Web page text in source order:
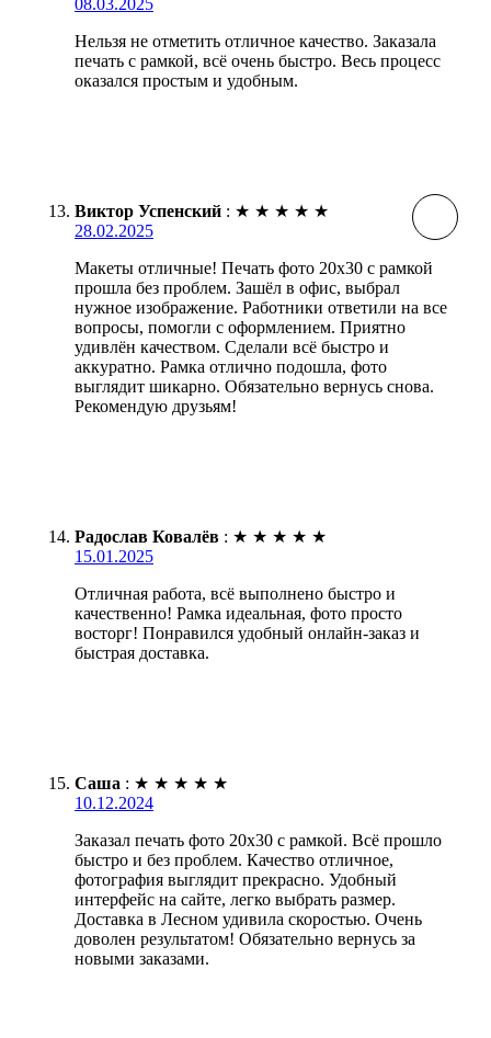
Нельзя не отметить отличное качество. Заказала
печать с рамкой, всё очень быстро. Весь процесс
оказался простым и удобным.
Виктор Успенский : ★ ★ ★ ★ ★
28.02.2025
Макеты отличные! Печать фото 20х30 с рамкой
прошла без проблем. Зашёл в офис, выбрал
нужное изображение. Работники ответили на все
вопросы, помогли с оформлением. Приятно
удивлён качеством. Сделали всё быстро и
аккуратно. Рамка отлично подошла, фото
выглядит шикарно. Обязательно вернусь снова.
Рекомендую друзьям!
Радослав Ковалёв : ★ ★ ★ ★ ★
15.01.2025
Отличная работа, всё выполнено быстро и
качественно! Рамка идеальная, фото просто
восторг! Понравился удобный онлайн-заказ и
быстрая доставка.
Саша : ★ ★ ★ ★ ★
10.12.2024
Заказал печать фото 20х30 с рамкой. Всё прошло
быстро и без проблем. Качество отличное,
фотография выглядит прекрасно. Удобный
интерфейс на сайте, легко выбрать размер.
Доставка в Лесном удивила скоростью. Очень
доволен результатом! Обязательно вернусь за
новыми заказами.